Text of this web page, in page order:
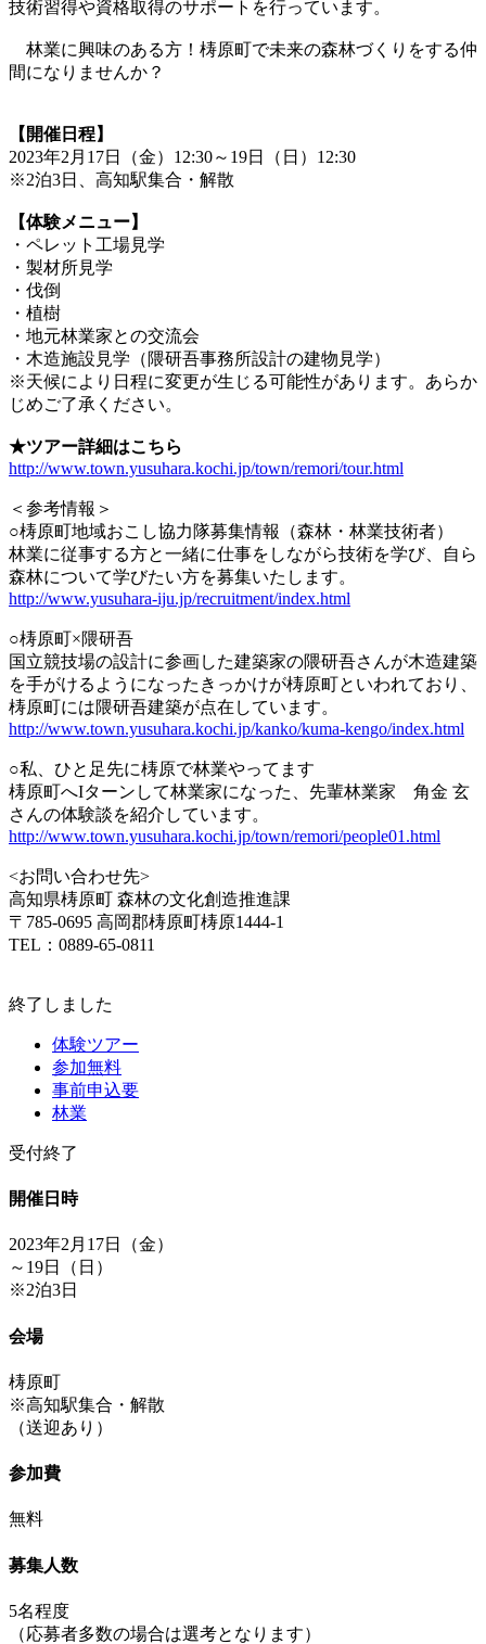
技術習得や資格取得のサポートを行っています。
林業に興味のある方！梼原町で未来の森林づくりをする仲
間になりませんか？
【開催日程】
2023年2月17日（金）12:30～19日（日）12:30
※2泊3日、高知駅集合・解散
【体験メニュー】
・ペレット工場見学
・製材所見学
・伐倒
・植樹
・地元林業家との交流会
・木造施設見学（隈研吾事務所設計の建物見学）
※天候により日程に変更が生じる可能性があります。あらか
じめご了承ください。
★ツアー詳細はこちら
http://www.town.yusuhara.kochi.jp/town/remori/tour.html
＜参考情報＞
○梼原町地域おこし協力隊募集情報（森林・林業技術者）
林業に従事する方と一緒に仕事をしながら技術を学び、自ら
森林について学びたい方を募集いたします。
http://www.yusuhara-iju.jp/recruitment/index.html
○梼原町×隈研吾
国立競技場の設計に参画した建築家の隈研吾さんが木造建築
を手がけるようになったきっかけが梼原町といわれており、
梼原町には隈研吾建築が点在しています。
http://www.town.yusuhara.kochi.jp/kanko/kuma-kengo/index.html
○私、ひと足先に梼原で林業やってます
梼原町へIターンして林業家になった、先輩林業家 角金 玄
さんの体験談を紹介しています。
http://www.town.yusuhara.kochi.jp/town/remori/people01.html
<お問い合わせ先>
高知県梼原町 森林の文化創造推進課
〒785-0695 高岡郡梼原町梼原1444-1
TEL：0889-65-0811
終了しました
体験ツアー
参加無料
事前申込要
林業
受付終了
開催日時
2023年2月17日（金）
～19日（日）
※2泊3日
会場
梼原町
※高知駅集合・解散
（送迎あり）
参加費
無料
募集人数
5名程度
（応募者多数の場合は選考となります）